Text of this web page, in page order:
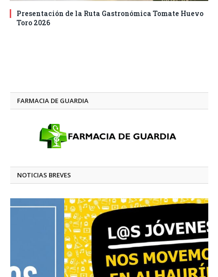
Presentación de la Ruta Gastronómica Tomate Huevo
Toro 2026
FARMACIA DE GUARDIA
NOTICIAS BREVES